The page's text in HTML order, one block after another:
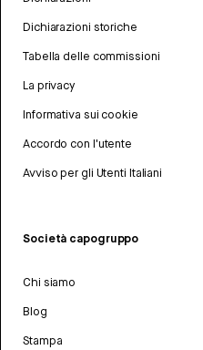
Dichiarazioni storiche
Tabella delle commissioni
La privacy
Informativa sui cookie
Accordo con l'utente
Avviso per gli Utenti Italiani
Società capogruppo
Chi siamo
Blog
Stampa